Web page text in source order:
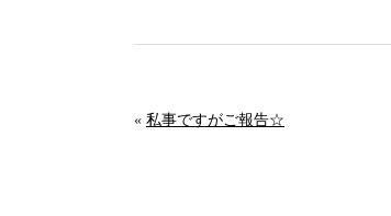
« 私事ですがご報告☆